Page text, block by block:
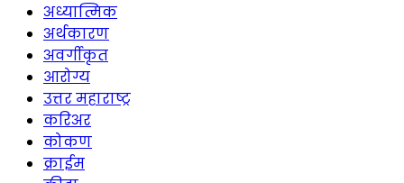
अध्यात्मिक
अर्थकारण
अवर्गीकृत
आरोग्य
उत्तर महाराष्ट्र
करिअर
कोकण
क्राईम